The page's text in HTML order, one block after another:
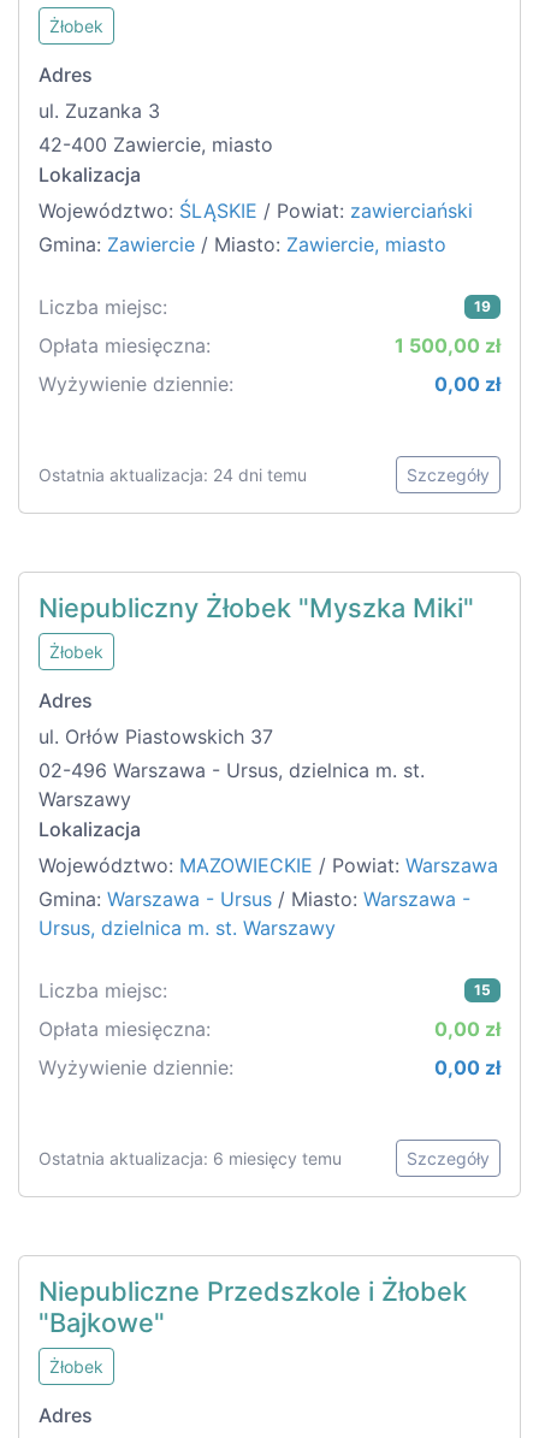
Żłobek
Adres
ul. Zuzanka 3
42-400 Zawiercie, miasto
Lokalizacja
Województwo: ŚLĄSKIE / Powiat: zawierciański
Gmina: Zawiercie / Miasto: Zawiercie, miasto
Liczba miejsc: 19
Opłata miesięczna:
1 500,00 zł
Wyżywienie dziennie:
0,00 zł
Ostatnia aktualizacja: 24 dni temu Szczegóły
Niepubliczny Żłobek "Myszka Miki"
Żłobek
Adres
ul. Orłów Piastowskich 37
02-496 Warszawa - Ursus, dzielnica m. st.
Warszawy
Lokalizacja
Województwo: MAZOWIECKIE / Powiat: Warszawa
Gmina: Warszawa - Ursus / Miasto: Warszawa -
Ursus, dzielnica m. st. Warszawy
Liczba miejsc: 15
Opłata miesięczna:
0,00 zł
Wyżywienie dziennie:
0,00 zł
Ostatnia aktualizacja: 6 miesięcy temu Szczegóły
Niepubliczne Przedszkole i Żłobek
"Bajkowe"
Żłobek
Adres